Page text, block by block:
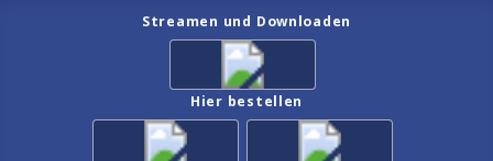
Streamen und Downloaden
Hier bestellen